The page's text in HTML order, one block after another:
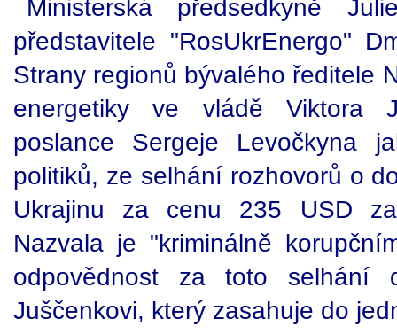
Ministerská předsedkyně
představitele "RosUkrEnergo"
Strany regionů bývalého ředitele
energetiky ve vládě Viktora
poslance Sergeje Levočkyna
politiků, ze selhání rozhovorů o
Ukrajinu za cenu 235 USD
Nazvala je "kriminálně
odpovědnost za toto selhání
Juščenkovi, který zasahuje do